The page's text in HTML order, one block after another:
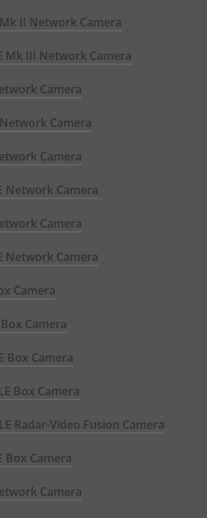
II Network Camera
Mk III Network Camera
Camera
Camera
Camera
Network Camera
Camera
Network Camera
Camera
Camera
Box Camera
Box Camera
Radar-Video Fusion Camera
Box Camera
Camera